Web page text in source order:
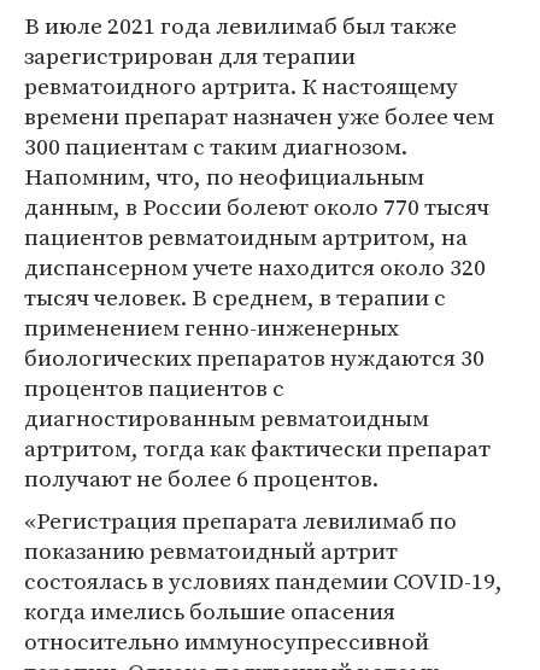
В июле 2021 года левилимаб был также
зарегистрирован для терапии
ревматоидного артрита. К настоящему
времени препарат назначен уже более чем
300 пациентам с таким диагнозом.
Напомним, что, по неофициальным
данным, в России болеют около 770 тысяч
пациентов ревматоидным артритом, на
диспансерном учете находится около 320
тысяч человек. В среднем, в терапии с
применением генно-инженерных
биологических препаратов нуждаются 30
процентов пациентов с
диагностированным ревматоидным
артритом, тогда как фактически препарат
получают не более 6 процентов.
«Регистрация препарата левилимаб по
показанию ревматоидный артрит
состоялась в условиях пандемии COVID-19,
когда имелись большие опасения
относительно иммуносупрессивной